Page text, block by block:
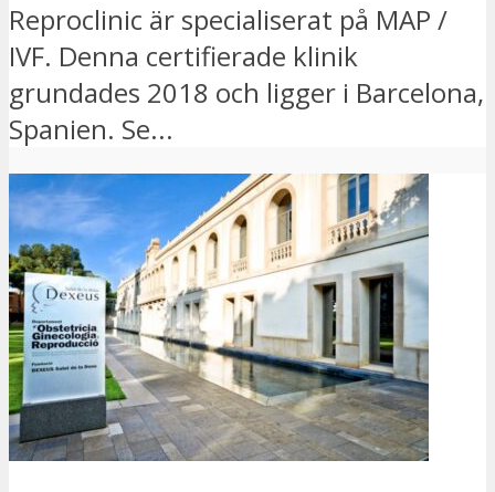
Reproclinic är specialiserat på MAP /
IVF. Denna certifierade klinik
grundades 2018 och ligger i Barcelona,
Spanien. Se...